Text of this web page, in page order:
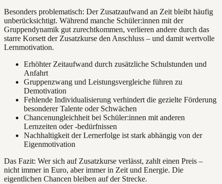
Besonders problematisch: Der Zusatzaufwand an Zeit bleibt häufig
unberücksichtigt. Während manche Schüler:innen mit der
Gruppendynamik gut zurechtkommen, verlieren andere durch das
starre Korsett der Zusatzkurse den Anschluss – und damit wertvolle
Lernmotivation.
Erhöhter Zeitaufwand durch zusätzliche Schulstunden und
Anfahrt
Gruppenzwang und Leistungsvergleiche führen zu
Demotivation
Fehlende Individualisierung verhindert die gezielte Förderung
besonderer Talente oder Schwächen
Chancenungleichheit bei Schüler:innen mit anderen
Lernzeiten oder -bedürfnissen
Nachhaltigkeit der Lernerfolge ist stark abhängig von der
Eigenmotivation
Das Fazit: Wer sich auf Zusatzkurse verlässt, zahlt einen Preis –
nicht immer in Euro, aber immer in Zeit und Energie. Die
eigentlichen Chancen bleiben auf der Strecke.